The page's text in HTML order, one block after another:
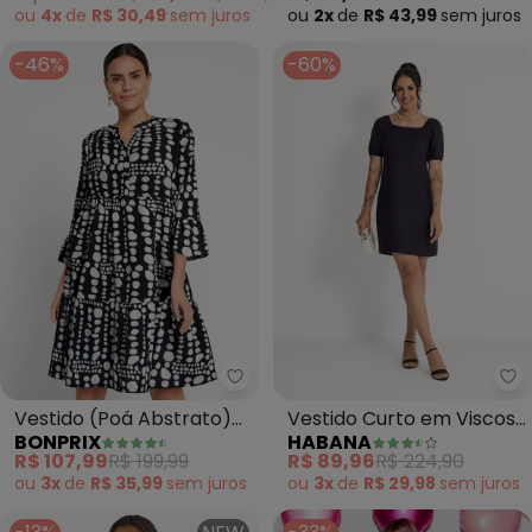
ou 4x de R$ 30,49 sem juros ou 2x de R$ 43,99 sem juros
-46%
bonprix - Vestido (Poá
Vestido (Poá Abstrato)
em Crepe Plano
BONPRIX
R$ 107,99R$ 199,99
ou 3x de R$ 35,99 sem juros
-60%
Vestido Curto em Viscose
(Preto)
HABANA
R$ 89,96R$ 224,90
ou 3x de R$ 29,98 sem juros